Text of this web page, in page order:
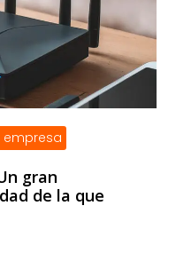
empresa
gran
de la que